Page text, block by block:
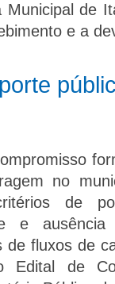
Municipal de
e a
no
de
e
de fluxos de
Edital de